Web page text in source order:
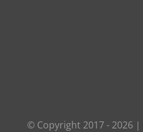
© Copyright 2017 - 2026 |